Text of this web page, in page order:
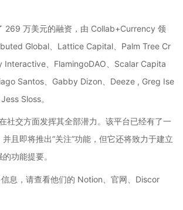
269 万美元的融资，由 Collab+Currency 领
Global、Lattice Capital、Palm Tree Cr
Interactive、FlamingoDAO、Scalar Capita
Santos、Gabby Dizon、Deeze , Greg Ise
Sloss。
社交方面发挥其全部潜力。该平台已经有了一
且即将推出“关注”功能，但它还将致力于建立
功能提要。
息，请查看他们的 Notion、官网、Discor